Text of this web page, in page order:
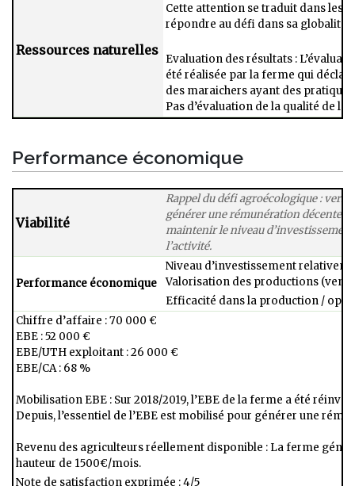
Ressources naturelles
Cette attention se traduit dans les
répondre au défi dans sa globalité.
Evaluation des résultats :
été réalisée par la ferme qui
des maraichers ayant des
Pas d’évaluation de la qualité de
Performance économique
Viabilité
Rappel du défi agroécologique : vers
générer une rémunération décente
maintenir le niveau
l’activité.
Performance économique
Niveau d’investissement
Valorisation des productions
Efficacité dans la production /
Chiffre d’affaire : 70 000 €
​EBE : 52 000 € ​
EBE/UTH exploitant : 26 000 €
​EBE/CA : 68 %
Mobilisation EBE : Sur 2018/2019,​ l’EBE de la ferme a été
Depuis, l’essentiel de l’EBE est​ mobilisé pour générer une​
Revenu des agriculteurs réellement disponible : La ferme
hauteur de 1500€/mois.
Note de satisfaction exprimée : 4/5